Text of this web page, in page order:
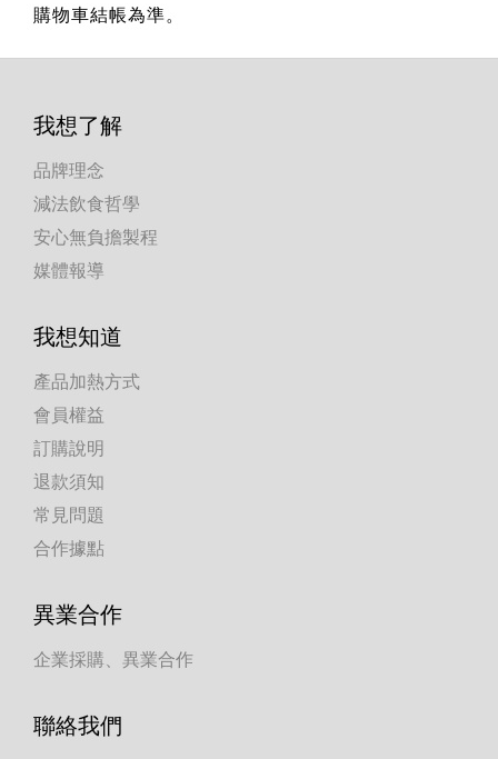
購物車結帳為準。
我想了解
品牌理念
減法飲食哲學
安心無負擔製程
媒體報導
我想知道
產品加熱方式
會員權益
訂購說明
退款須知
常見問題
合作據點
異業合作
企業採購、異業合作
聯絡我們